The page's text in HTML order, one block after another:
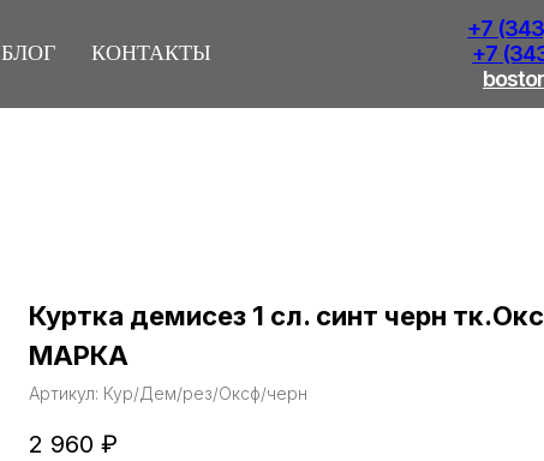
БЛОГ КОНТАКТЫ
+7
+7
Куртка демисез 1 сл. синт черн
МАРКА
Артикул: Кур/Дем/рез/Оксф/черн
2 960 ₽